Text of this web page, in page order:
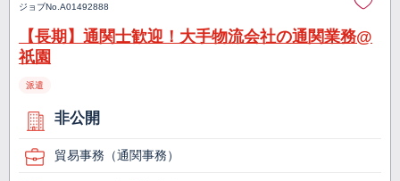
ジョブNo.A01492888
【長期】通関士歓迎！大手物流会社の通関業務@
祇園
派遣
非公開
貿易事務（通関事務）